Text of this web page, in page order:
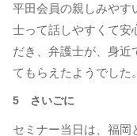
平田会員の親しみやす
士って話しやすくて安
だき、弁護士が、身近
てもらえたようでした。
5 さいごに
セミナー当日は、福岡